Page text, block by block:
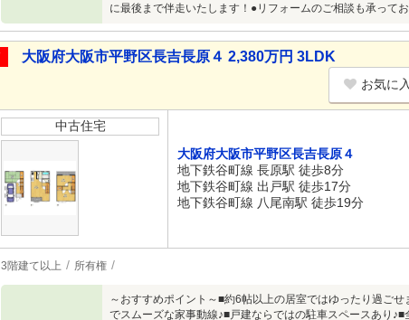
に最後まで伴走いたします！●リフォームのご相談も承って
大阪府大阪市平野区長吉長原４ 2,380万円 3LDK
お気に
中古住宅
大阪府大阪市平野区長吉長原４
地下鉄谷町線 長原駅 徒歩8分
地下鉄谷町線 出戸駅 徒歩17分
地下鉄谷町線 八尾南駅 徒歩19分
3階建て以上 所有権
～おすすめポイント～■約6帖以上の居室ではゆったり過ご
でスムーズな家事動線♪■戸建ならではの駐車スペースあり